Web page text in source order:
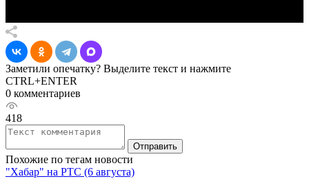
Заметили опечатку? Выделите текст и нажмите
CTRL+ENTER
0 комментариев
418
Отправить
Похожие по тегам новости
"Хабар" на РТС (6 августа)